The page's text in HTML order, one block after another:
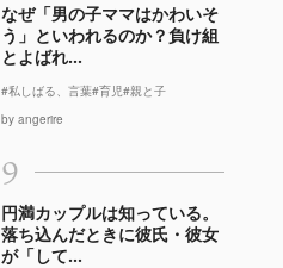
なぜ「男の子ママはかわいそ
う」といわれるのか？負け組
とよばれ...
#私しばる、言葉#育児#親と子
by angerire
9
円満カップルは知っている。
落ち込んだときに彼氏・彼女
が「して...